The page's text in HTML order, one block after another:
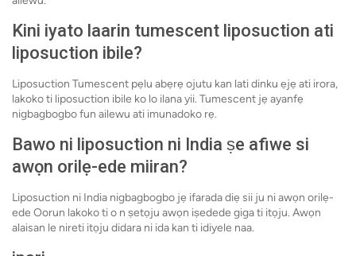
Kini iyato laarin tumescent liposuction ati
liposuction ibile?
Liposuction Tumescent pẹlu abẹrẹ ojutu kan lati dinku ẹjẹ ati irora,
lakoko ti liposuction ibile ko lo ilana yii. Tumescent jẹ ayanfẹ
nigbagbogbo fun ailewu ati imunadoko rẹ.
Bawo ni liposuction ni India ṣe afiwe si
awọn orilẹ-ede miiran?
Liposuction ni India nigbagbogbo jẹ ifarada diẹ sii ju ni awọn orilẹ-
ede Oorun lakoko ti o n ṣetọju awọn iṣedede giga ti itọju. Awọn
alaisan le nireti itọju didara ni ida kan ti idiyele naa.